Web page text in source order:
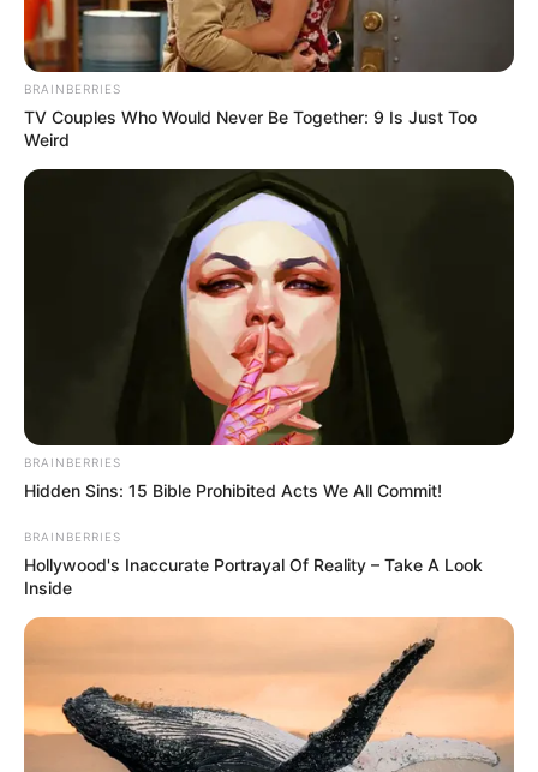
BRAINBERRIES
TV Couples Who Would Never Be Together: 9 Is Just Too
Weird
BRAINBERRIES
Hidden Sins: 15 Bible Prohibited Acts We All Commit!
BRAINBERRIES
Hollywood's Inaccurate Portrayal Of Reality – Take A Look
Inside